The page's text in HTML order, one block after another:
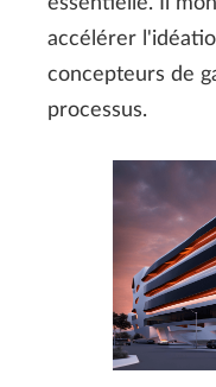
accélérer
concepteurs de
processus.